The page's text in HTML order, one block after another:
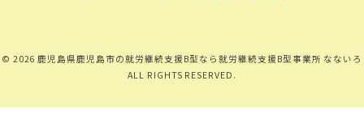
© 2026 鹿児島県鹿児島市の就労継続支援B型なら就労継続支援B型事業所 なないろ
ALL RIGHTS RESERVED.